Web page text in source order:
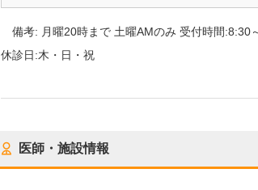
備考: 月曜20時まで 土曜AMのみ 受付時間
休診日:木・日・祝
医師・施設情報